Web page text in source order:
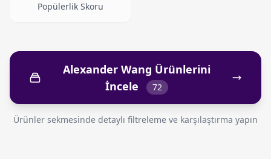
Popülerlik Skoru
Alexander Wang Ürünlerini
İncele
72
Ürünler sekmesinde detaylı filtreleme ve karşılaştırma yapın